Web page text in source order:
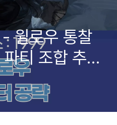
윌로우 통찰
티 조합 추천
2월)